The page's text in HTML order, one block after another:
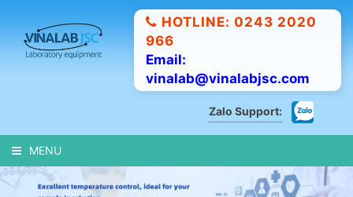
HOTLINE: 0243 2020
966
Email:
vinalab@vinalabjsc.com
Zalo Support:
MENU